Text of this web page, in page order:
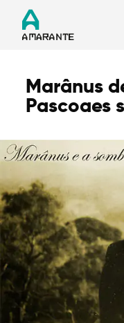
Termo de
Categorias gerais
Filtros
Marânus
Pascoaes